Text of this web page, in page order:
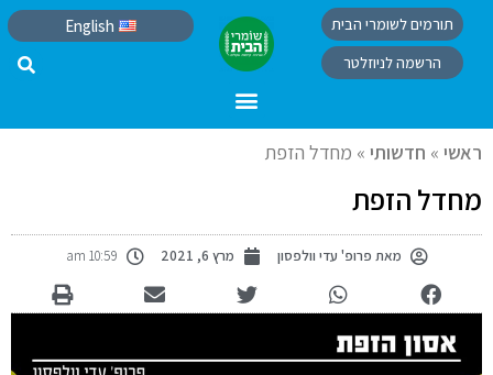
תורמים לשומרי הבית
הרשמה לניוזלטר
English
ראשי » חדשותי » מחדל הזפת
מחדל הזפת
מאת פרופ' עדי וולפסון מרץ 6, 2021 10:59 am